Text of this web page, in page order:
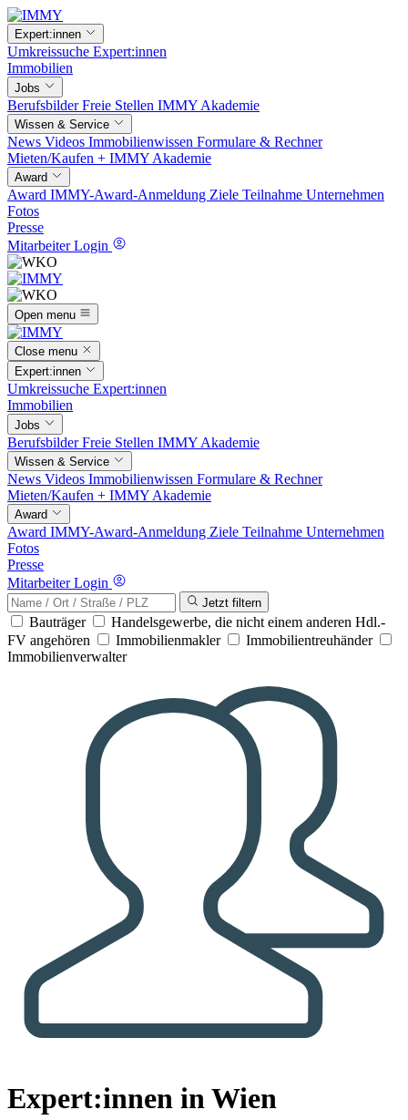
Expert:innen
Umkreissuche Expert:innen
Immobilien
Jobs
BerufsbilderFreie Stellen IMMY Akademie
Wissen & Service
News Videos Immobilienwissen Formulare & Rechner
Mieten/Kaufen + IMMY Akademie
Award
Award IMMY-Award-Anmeldung Ziele Teilnahme Unternehmen
Fotos
Presse
Mitarbeiter Login
Open menu
Close menu
Expert:innen
Umkreissuche Expert:innen
Immobilien
Jobs
BerufsbilderFreie Stellen IMMY Akademie
Wissen & Service
News Videos Immobilienwissen Formulare & Rechner
Mieten/Kaufen + IMMY Akademie
Award
Award IMMY-Award-Anmeldung Ziele Teilnahme Unternehmen
Fotos
Presse
Mitarbeiter Login
Jetzt filtern
Bauträger
Handelsgewerbe, die nicht einem anderen Hdl.-
FV angehören
Immobilienmakler
Immobilientreuhänder
Immobilienverwalter
Expert:innen in Wien